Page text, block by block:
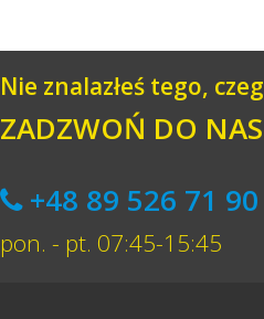
Nie znalazłeś tego,
ZADZWOŃ DO
+48 89 526 71 90
pon. - pt. 07:45-15:45